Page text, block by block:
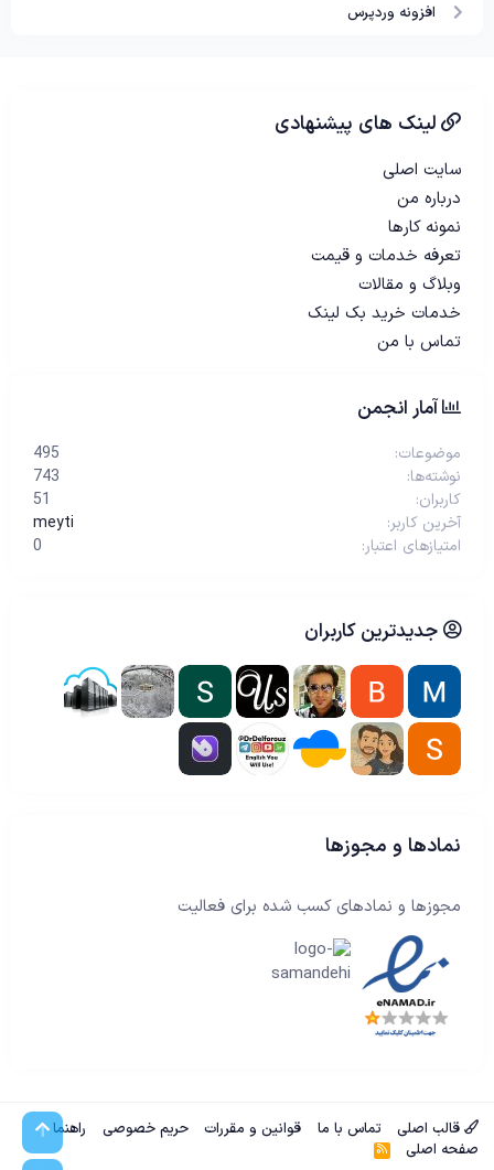
افزونه وردپرس
لینک های پیشنهادی
سایت اصلی
درباره من
نمونه کارها
تعرفه خدمات و قیمت
وبلاگ و مقالات
خدمات خرید بک لینک
تماس با من
آمار انجمن
موضوعات
495
نوشته‌ها
743
کاربران
51
آخرین کاربر
meyti
امتیازهای اعتبار
0
جدیدترین کاربران
نمادها و مجوزها
مجوزها و نمادهای کسب شده برای فعالیت
قالب اصلی تماس با ما قوانین و مقررات حریم خصوصی
راهنما
صفحه اصلی
آ
ر‌
بالا